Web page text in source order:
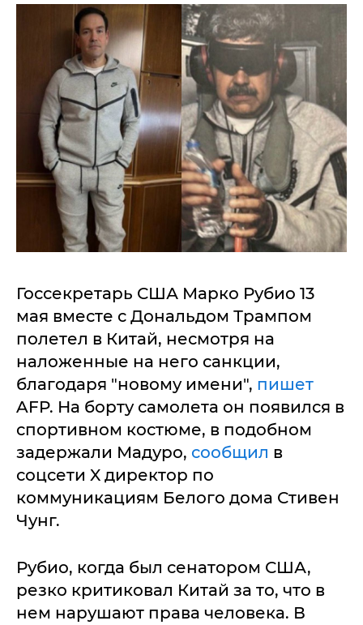
Госсекретарь США Марко Рубио 13
мая вместе с Дональдом Трампом
полетел в Китай, несмотря на
наложенные на него санкции,
благодаря "новому имени", пишет
AFP. На борту самолета он появился в
спортивном костюме, в подобном
задержали Мадуро, сообщил в
соцсети X директор по
коммуникациям Белого дома Стивен
Чунг.
Рубио, когда был сенатором США,
резко критиковал Китай за то, что в
нем нарушают права человека. В